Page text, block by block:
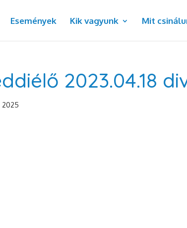
Események Kik vagyunk Mit
2023.04.18
2025